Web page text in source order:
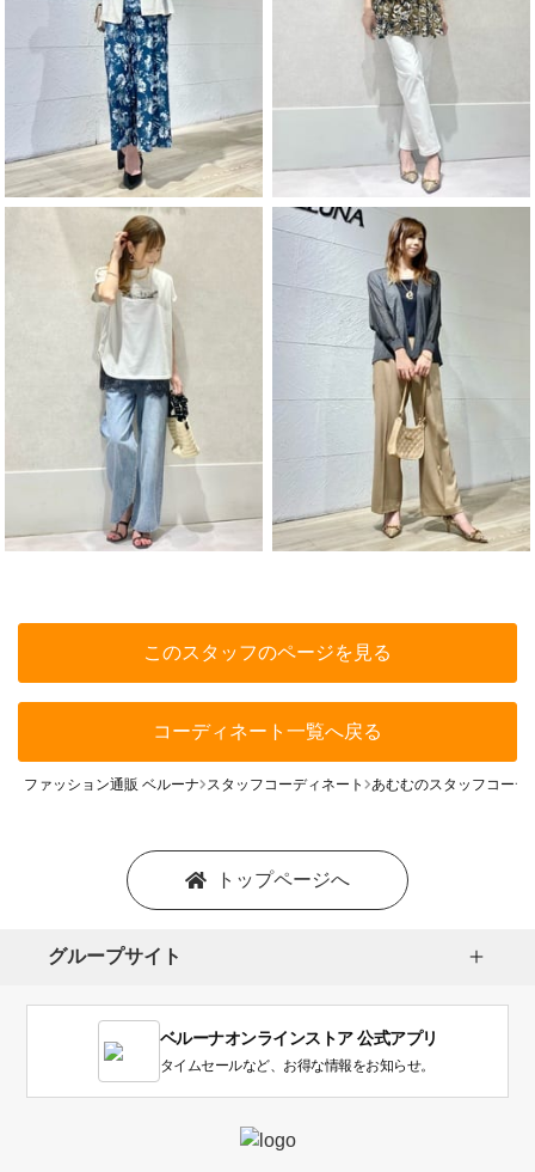
このスタッフのページを見る
コーディネート一覧へ戻る
ファッション通販 ベルーナ スタッフコーディネート あむむのスタッフコーデ
トップページへ
グループサイト
ベルーナオンラインストア 公式アプリ
タイムセールなど、お得な情報をお知らせ。